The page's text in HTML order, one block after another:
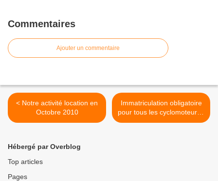
Commentaires
Ajouter un commentaire
< Notre activité location en
Octobre 2010
Immatriculation obligatoire
pour tous les cyclomoteurs !
>
Hébergé par Overblog
Top articles
Pages